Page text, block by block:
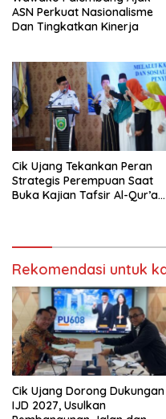
ASN Perkuat Nasionalisme
Dan Tingkatkan Kinerja
Cik Ujang Tekankan Peran
Strategis Perempuan Saat
Buka Kajian Tafsir Al-Qur’an
Rekomendasi untuk
Cik Ujang Dorong Dukungan
IJD 2027, Usulkan